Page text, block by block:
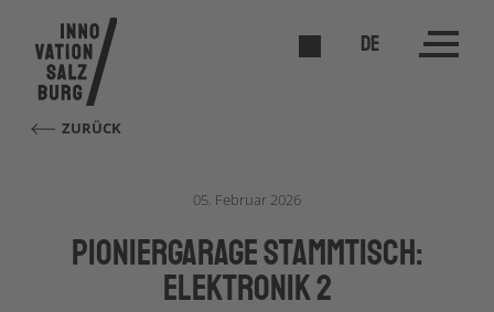
DE
ZURÜCK
05. Februar 2026
Pioniergarage Stammtisch:
Elektronik 2